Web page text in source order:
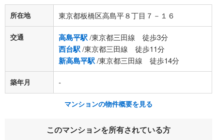
所在地 東京都板橋区高島平８丁目７－１６
交通 高島平駅/東京都三田線 徒歩3分
西台駅/東京都三田線 徒歩11分
新高島平駅/東京都三田線 徒歩14分
築年月 -
マンションの物件概要を見る
このマンションを所有されている方